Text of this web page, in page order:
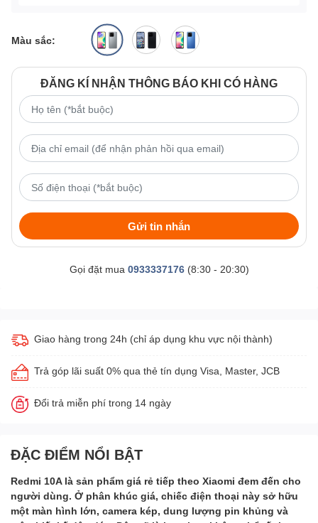
Màu sắc:
ĐĂNG KÍ NHẬN THÔNG BÁO KHI CÓ HÀNG
Gửi tin nhắn
Gọi đặt mua 0933337176(8:30 - 20:30)
Giao hàng trong 24h (chỉ áp dụng khu vực nội thành)
Trả góp lãi suất 0% qua thẻ tín dụng Visa, Master, JCB
Đổi trả miễn phí trong 14 ngày
ĐẶC ĐIỂM NỔI BẬT
Redmi 10A là sản phẩm giá rẻ tiếp theo Xiaomi đem đến cho
người dùng. Ở phân khúc giá, chiếc điện thoại này sở hữu
một màn hình lớn, camera kép, dung lượng pin khủng và